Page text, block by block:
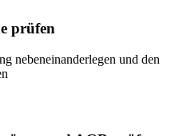
prüfen
nebeneinanderlegen und den